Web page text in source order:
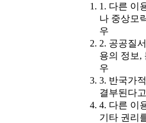
1. 다른 이
나 중상모
우
2. 공공질
용의 정보,
우
3. 반국가
결부된다
4. 다른 이
기타 권리